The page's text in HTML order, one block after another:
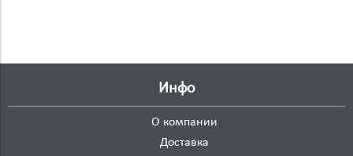
Инфо
О компании
Доставка